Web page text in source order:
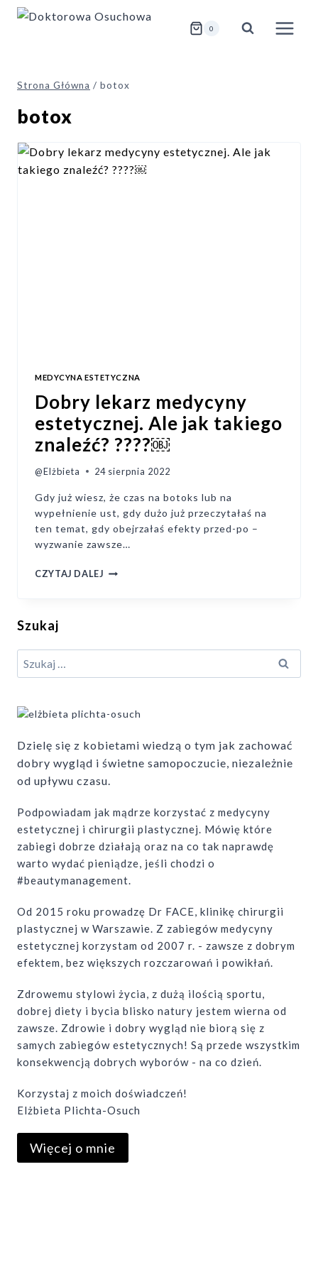
Przejdź
0
Strona Główna / botox
botox
MEDYCYNA ESTETYCZNA
Dobry lekarz medycyny
estetycznej. Ale jak takiego
znaleźć? ????￼
@Elżbieta 24 sierpnia 2022
Gdy już wiesz, że czas na botoks lub na
wypełnienie ust, gdy dużo już przeczytałaś na
ten temat, gdy obejrzałaś efekty przed-po –
wyzwanie zawsze…
CZYTAJ DALEJ DOBRY
Szukaj
Szukaj:
Dzielę się z kobietami wiedzą o tym jak zachować
dobry wygląd i świetne samopoczucie, niezależnie
od upływu czasu.
Podpowiadam jak mądrze korzystać z medycyny
estetycznej i chirurgii plastycznej. Mówię które
zabiegi dobrze działają oraz na co tak naprawdę
warto wydać pieniądze, jeśli chodzi o
#beautymanagement.
Od 2015 roku prowadzę Dr FACE, klinikę chirurgii
plastycznej w Warszawie. Z zabiegów medycyny
estetycznej korzystam od 2007 r. - zawsze z dobrym
efektem, bez większych rozczarowań i powikłań.
Zdrowemu stylowi życia, z dużą ilością sportu,
dobrej diety i bycia blisko natury jestem wierna od
zawsze. Zdrowie i dobry wygląd nie biorą się z
samych zabiegów estetycznych! Są przede wszystkim
konsekwencją dobrych wyborów - na co dzień.
Korzystaj z moich doświadczeń!
Elżbieta Plichta-Osuch
Więcej o mnie